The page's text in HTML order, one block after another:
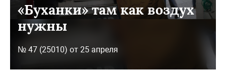
«Буханки» там как воздух
нужны
№ 47 (25010) от 25 апреля